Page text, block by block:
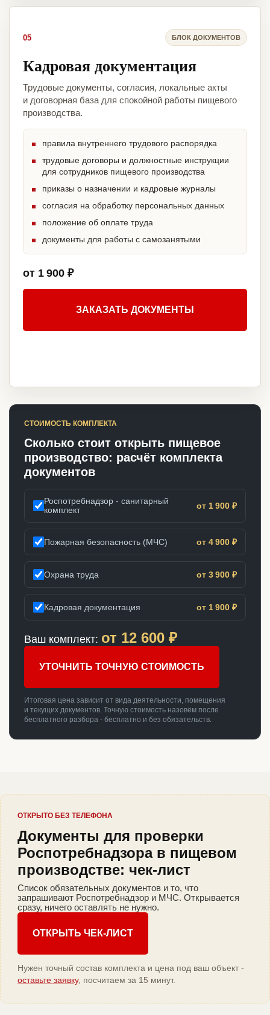
05 БЛОК ДОКУМЕНТОВ
Кадровая документация
Трудовые документы, согласия, локальные акты
и договорная база для спокойной работы пищевого
производства.
правила внутреннего трудового распорядка
трудовые договоры и должностные инструкции
для сотрудников пищевого производства
приказы о назначении и кадровые журналы
согласия на обработку персональных данных
положение об оплате труда
документы для работы с самозанятыми
от 1 900 ₽
ЗАКАЗАТЬ ДОКУМЕНТЫ
СТОИМОСТЬ КОМПЛЕКТА
Сколько стоит открыть пищевое
производство: расчёт комплекта
документов
Роспотребнадзор - санитарный
комплект
от 1 900 ₽
Пожарная безопасность (МЧС) от 4 900 ₽
Охрана труда от 3 900 ₽
Кадровая документация от 1 900 ₽
Ваш комплект: от 12 600 ₽
УТОЧНИТЬ ТОЧНУЮ СТОИМОСТЬ
Итоговая цена зависит от вида деятельности, помещения
и текущих документов. Точную стоимость назовём после
бесплатного разбора - бесплатно и без обязательств.
ОТКРЫТО БЕЗ ТЕЛЕФОНА
Документы для проверки
Роспотребнадзора в пищевом
производстве: чек-лист
Список обязательных документов и то, что
запрашивают Роспотребнадзор и МЧС. Открывается
сразу, ничего оставлять не нужно.
ОТКРЫТЬ ЧЕК-ЛИСТ
Нужен точный состав комплекта и цена под ваш объект -
оставьте заявку, посчитаем за 15 минут.